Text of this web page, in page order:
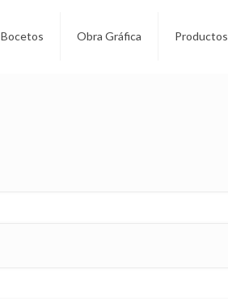
Bocetos Obra Gráfica Productos